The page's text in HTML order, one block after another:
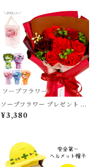
ソープフラワー プレゼント 花
パルフェブーケ クリアボック
ス付き バラ カーネーション 薔
記念日 成人式 可愛い ホワイト
デー ピンク レッド パープル
オレンジ ブルー グリーン 送料
無料 SF-AM26PR
¥3,380